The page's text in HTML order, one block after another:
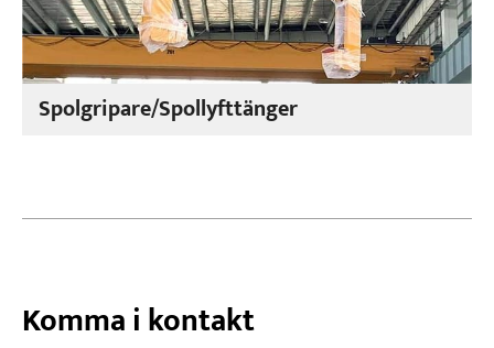
Spolgripare/Spollyfttänger
Komma i kontakt